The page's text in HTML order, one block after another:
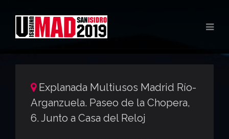
Explanada Multiusos Madrid Río-
Arganzuela. Paseo de la Chopera,
6. Junto a Casa del Reloj